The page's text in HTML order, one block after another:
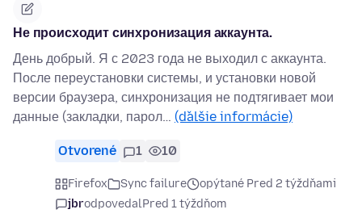
Не происходит синхронизация аккаунта.
День добрый. Я с 2023 года не выходил с аккаунта.
После переустановки системы, и установки новой
версии браузера, синхронизация не подтягивает мои
данные (закладки, парол… (ďalšie informácie)
Otvorené 1 10
Firefox Sync failure
opýtané Pred 2 týždňami
jbrodpovedalPred 1 týždňom